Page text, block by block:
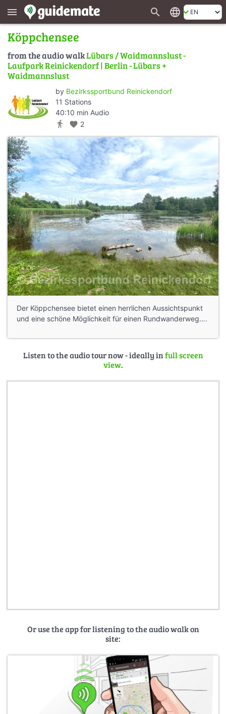
menu search language
Köppchensee
from the audio walkLübars / Waidmannslust -
Laufpark Reinickendorf | Berlin - Lübars +
Waidmannslust
by Bezirkssportbund Reinickendorf
11 Stations
40:10 min Audio
directions_walk favorite 2
Der Köppchensee bietet einen herrlichen Aussichtspunkt
und eine schöne Möglichkeit für einen Rundwanderweg….
Listen to the audio tour now - ideally infull screen
view.
Or use the app for listening to the audio walk on
site: